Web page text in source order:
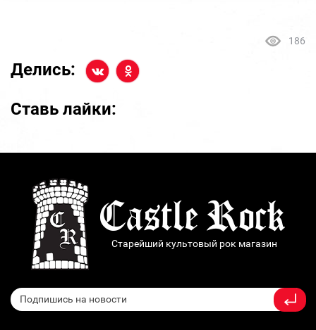
186
Делись:
Ставь лайки:
Старейший культовый рок магазин